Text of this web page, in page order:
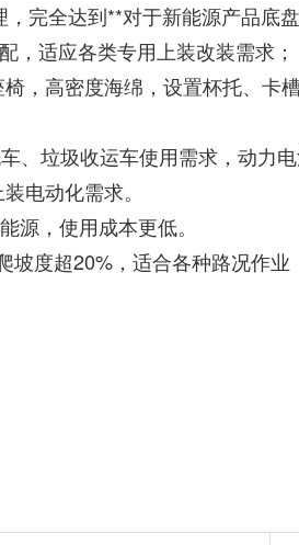
完全达到**对于新能源产品底
，适应各类专用上装改装需求；
，高密度海绵，设置杯托、卡
、垃圾收运车使用需求，动力
装电动化需求。
源，使用成本更低。
度超20%，适合各种路况作业